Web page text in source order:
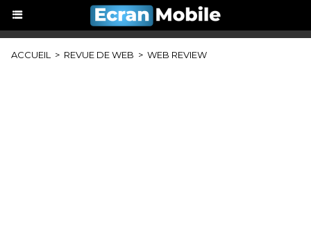
ACCUEIL > REVUE DE WEB > WEB REVIEW